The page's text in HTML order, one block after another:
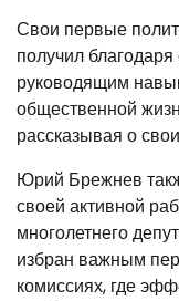
Свои первые
получил
руководящим
общественной
рассказывая о
Юрий Брежнев
своей активной
многолетнего
избран важным
комиссиях, где